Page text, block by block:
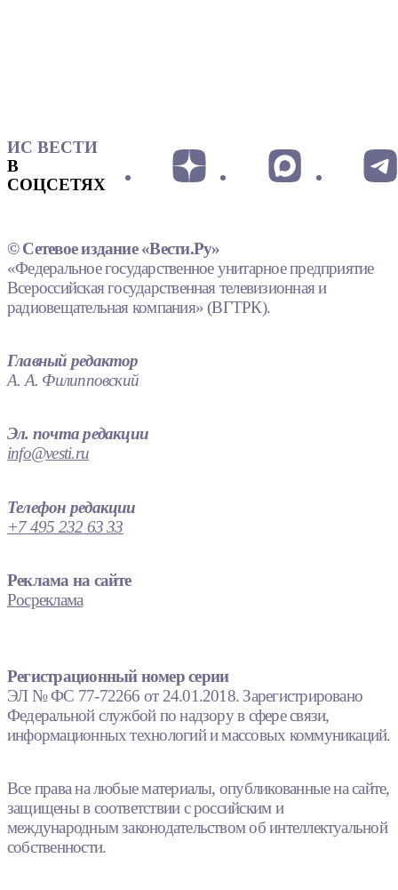
ИС ВЕСТИ
В
СОЦСЕТЯХ
© Сетевое издание «Вести.Ру»
«Федеральное государственное унитарное предприятие
Всероссийская государственная телевизионная и
радиовещательная компания» (ВГТРК).
Главный редактор
А. А. Филипповский
Эл. почта редакции
info@vesti.ru
Телефон редакции
+7 495 232 63 33
Реклама на сайте
Росреклама
Регистрационный номер серии
ЭЛ № ФС 77-72266 от 24.01.2018. Зарегистрировано
Федеральной службой по надзору в сфере связи,
информационных технологий и массовых коммуникаций.
Все права на любые материалы, опубликованные на сайте,
защищены в соответствии с российским и
международным законодательством об интеллектуальной
собственности.